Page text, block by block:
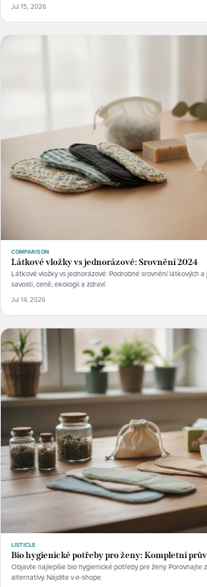
Jul 15, 2026
COMPARISON
Látkové vložky vs jednorázové: Srovnění 2024
Látkové vložky vs jednorázové: Podrobné srovnění látkových
savosti, ceně, ekologii a zdraví.
Jul 14, 2026
LISTICLE
Bio hygienické potřeby pro ženy: Kompletní
Objavte najlepšie bio hygienické potřeby pre ženy. Porovnajte
alternatívy. Nájdite v e-shope.